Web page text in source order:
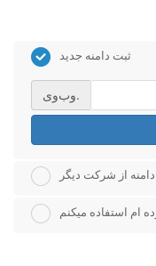
ثبت دامنه جدید
وب‌وی.
دامنه از شرکت دیگر
ام استفاده میکنم